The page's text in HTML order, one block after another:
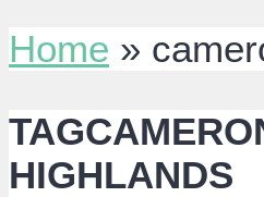
Home »
HIGHLANDS